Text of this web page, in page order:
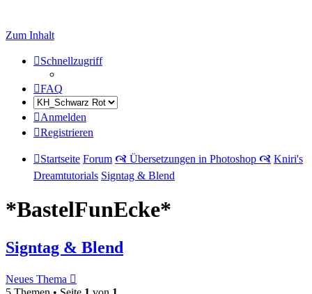
Zum Inhalt
Schnellzugriff
FAQ
Anmelden
Registrieren
Startseite Forum 🙧 Übersetzungen in Photoshop 🙧 Kniri's
Dreamtutorials Signtag & Blend
*BastelFunEcke*
Signtag & Blend
Neues Thema